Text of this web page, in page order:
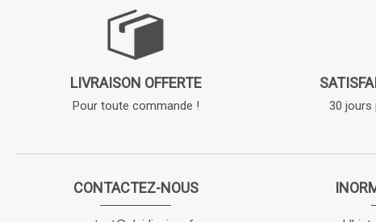
LIVRAISON OFFERTE
Pour toute commande ! 30 jours
CONTACTEZ-NOUS